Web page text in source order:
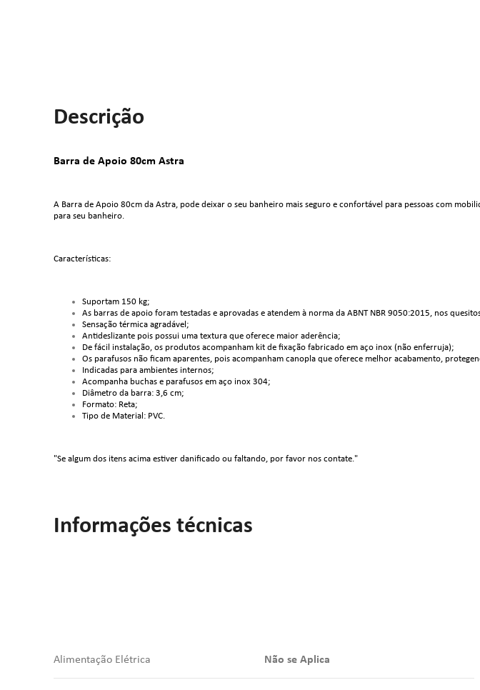
Descrição
Barra de Apoio 80cm Astra
A Barra de Apoio 80cm da Astra, pode deixar o seu banheiro mais seguro e confortável para pessoas com
para seu banheiro.
Características:
Suportam 150 kg;
As barras de apoio foram testadas e aprovadas e atendem à norma da ABNT NBR 9050:2015, nos
Sensação térmica agradável;
Antideslizante pois possui uma textura que oferece maior aderência;
De fácil instalação, os produtos acompanham kit de fixação fabricado em aço inox (não enferruja);
Os parafusos não ficam aparentes, pois acompanham canopla que oferece melhor acabamento,
Indicadas para ambientes internos;
Acompanha buchas e parafusos em aço inox 304;
Diâmetro da barra: 3,6 cm;
Formato: Reta;
Tipo de Material: PVC.
"Se algum dos itens acima estiver danificado ou faltando, por favor nos contate."
Informações técnicas
Alimentação Elétrica Não se Aplica